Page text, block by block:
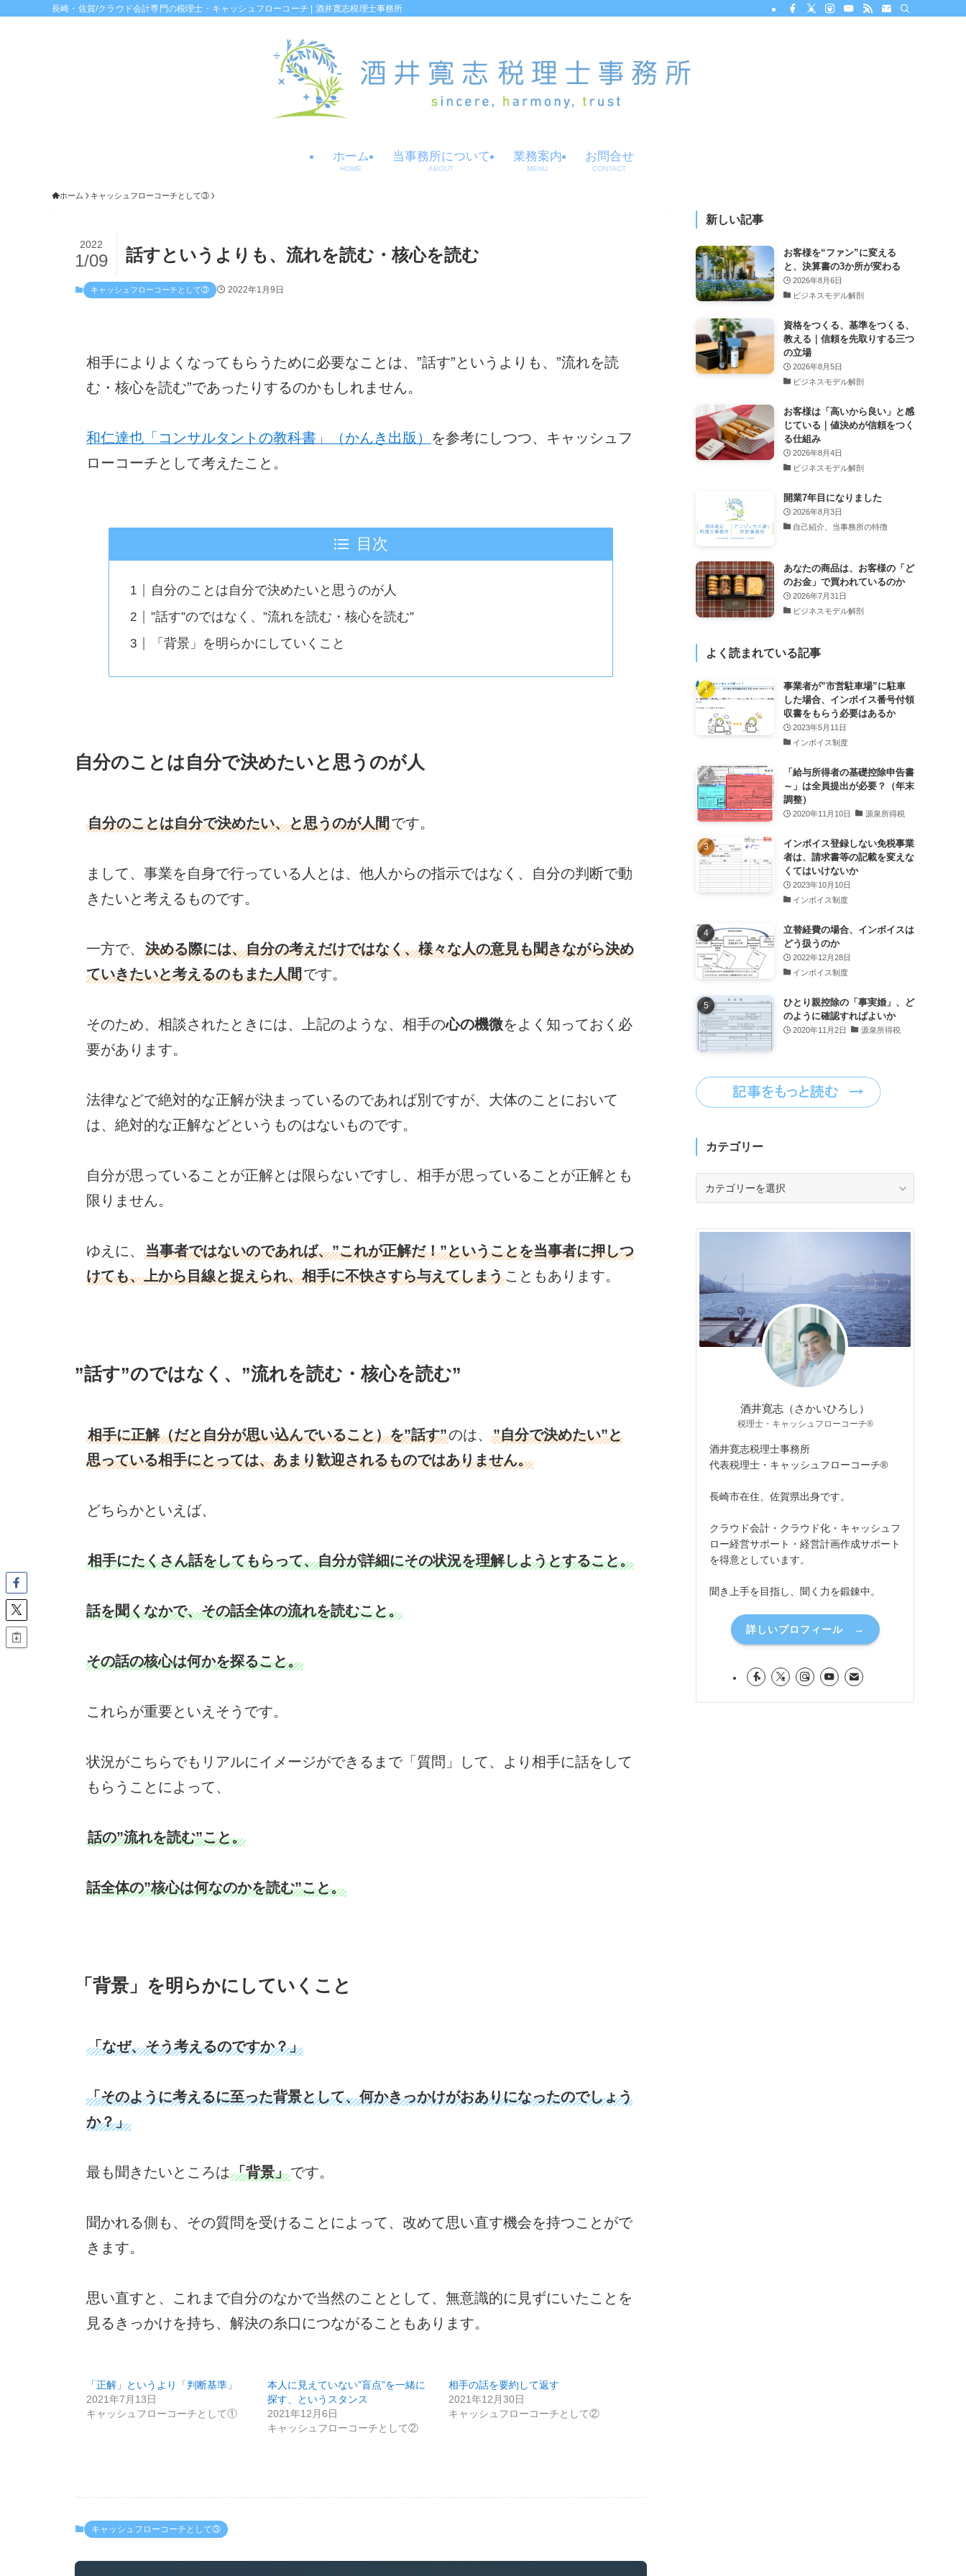
長崎・佐賀/クラウド会計専門の税理士・キャッシュフローコーチ | 酒井寛志税理士事務所
ホーム
HOME
当事務所について
ABOUT
業務案内
MENU
お問合せ
CONTACT
ホーム キャッシュフローコーチとして③
話すというよりも、流れを読む・核心を読む
2022
1/09
キャッシュフローコーチとして③ 2022年1月9日
相手によりよくなってもらうために必要なことは、”話す”というよりも、”流れを読
む・核心を読む”であったりするのかもしれません。
和仁達也「コンサルタントの教科書」（かんき出版） を参考にしつつ、キャッシュフ
ローコーチとして考えたこと。
目次
自分のことは自分で決めたいと思うのが人
”話す”のではなく、”流れを読む・核心を読む”
「背景」を明らかにしていくこと
自分のことは自分で決めたいと思うのが人
自分のことは自分で決めたい、と思うのが人間です。
まして、事業を自身で行っている人とは、他人からの指示ではなく、自分の判断で動
きたいと考えるものです。
一方で、 決める際には、自分の考えだけではなく、様々な人の意見も聞きながら決め
ていきたいと考えるのもまた人間です。
そのため、相談されたときには、上記のような、相手の心の機微をよく知っておく必
要があります。
法律などで絶対的な正解が決まっているのであれば別ですが、大体のことにおいて
は、絶対的な正解などというものはないものです。
自分が思っていることが正解とは限らないですし、相手が思っていることが正解とも
限りません。
ゆえに、 当事者ではないのであれば、”これが正解だ！”ということを当事者に押しつ
けても、上から目線と捉えられ、相手に不快さすら与えてしまうこともあります。
”話す”のではなく、”流れを読む・核心を読む”
相手に正解（だと自分が思い込んでいること）を”話す”のは、 ”自分で決めたい”と
思っている相手にとっては、あまり歓迎されるものではありません。
どちらかといえば、
相手にたくさん話をしてもらって、自分が詳細にその状況を理解しようとすること。
話を聞くなかで、その話全体の流れを読むこと。
その話の核心は何かを探ること。
これらが重要といえそうです。
状況がこちらでもリアルにイメージができるまで「質問」して、より相手に話をして
もらうことによって、
話の”流れを読む”こと。
話全体の”核心は何なのかを読む”こと。
「背景」を明らかにしていくこと
「なぜ、そう考えるのですか？」
「そのように考えるに至った背景として、何かきっかけがおありになったのでしょう
か？」
最も聞きたいところは「背景」です。
聞かれる側も、その質問を受けることによって、改めて思い直す機会を持つことがで
きます。
思い直すと、これまで自分のなかで当然のこととして、無意識的に見ずにいたことを
見るきっかけを持ち、解決の糸口につながることもあります。
「正解」というより「判断基準」
2021年7月13日
キャッシュフローコーチとして①
本人に見えていない”盲点”を一緒に
探す、というスタンス
2021年12月6日
キャッシュフローコーチとして②
相手の話を要約して返す
2021年12月30日
キャッシュフローコーチとして②
キャッシュフローコーチとして③
新しい記事
お客様を“ファン”に変える
と、決算書の3か所が変わる
2026年8月6日
ビジネスモデル解剖
資格をつくる、基準をつくる、
教える｜信頼を先取りする三つ
の立場
2026年8月5日
ビジネスモデル解剖
お客様は「高いから良い」と感
じている｜値決めが信頼をつく
る仕組み
2026年8月4日
ビジネスモデル解剖
開業7年目になりました
2026年8月3日
自己紹介、当事務所の特徴
あなたの商品は、お客様の「ど
のお金」で買われているのか
2026年7月31日
ビジネスモデル解剖
よく読まれている記事
事業者が”市営駐車場”に駐車
した場合、インボイス番号付領
収書をもらう必要はあるか
2023年5月11日
インボイス制度
「給与所得者の基礎控除申告書
～」は全員提出が必要？（年末
調整）
2020年11月10日 源泉所得税
インボイス登録しない免税事業
者は、請求書等の記載を変えな
くてはいけないか
2023年10月10日
インボイス制度
立替経費の場合、インボイスは
どう扱うのか
2022年12月28日
インボイス制度
ひとり親控除の「事実婚」、ど
のように確認すればよいか
2020年11月2日 源泉所得税
カテゴリー
リ
酒井寛志（さかいひろし）
税理士・キャッシュフローコーチ®
酒井寛志税理士事務所
代表税理士・キャッシュフローコーチ®
長崎市在住、佐賀県出身です。
クラウド会計・クラウド化・キャッシュフ
ロー経営サポート・経営計画作成サポート
を得意としています。
聞き上手を目指し、聞く力を鍛錬中。
詳しいプロフィール →